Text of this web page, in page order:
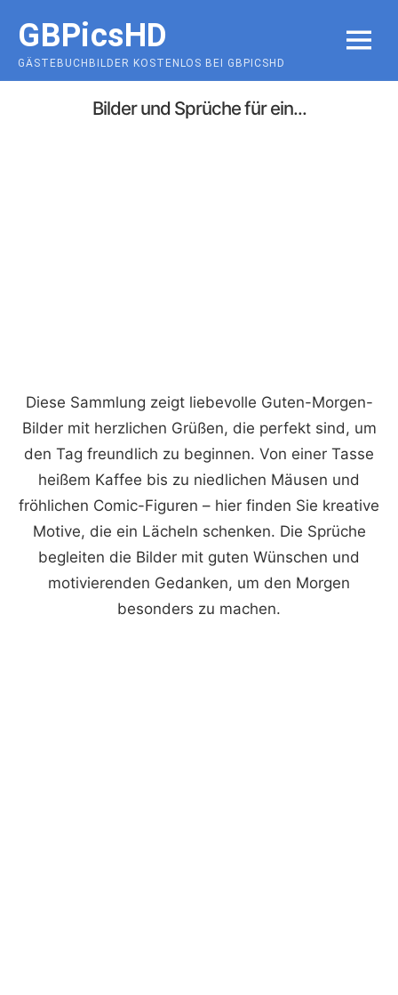
content
GBPicsHD
GÄSTEBUCHBILDER KOSTENLOS BEI GBPICSHD
MENU
Bilder und Sprüche für ein...
Diese Sammlung zeigt liebevolle Guten-Morgen-
Bilder mit herzlichen Grüßen, die perfekt sind, um
den Tag freundlich zu beginnen. Von einer Tasse
heißem Kaffee bis zu niedlichen Mäusen und
fröhlichen Comic-Figuren – hier finden Sie kreative
Motive, die ein Lächeln schenken. Die Sprüche
begleiten die Bilder mit guten Wünschen und
motivierenden Gedanken, um den Morgen
besonders zu machen.